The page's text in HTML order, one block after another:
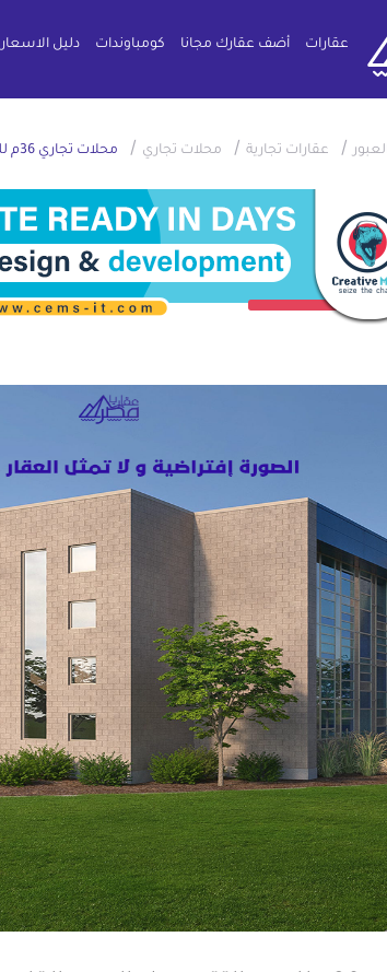
عقارات أضف عقارك مجانا كومباوندات دليل الاسعار
العبور / عقارات تجارية / محلات تجاري / محلات تجاري 36م للبيع بالتقسيط بالعبور القليوبية